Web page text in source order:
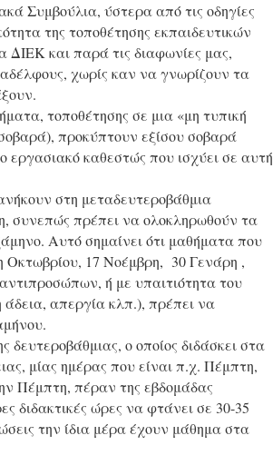
Συμβούλια, ύστερα από τις οδηγίες
της τοποθέτησης εκπαιδευτικών
ΔΙΕΚ και παρά τις διαφωνίες μας,
χωρίς καν να γνωρίζουν τα
τοποθέτησης σε μια «μη τυπική
προκύπτουν εξίσου σοβαρά
καθεστώς που ισχύει σε αυτή
στη μεταδευτεροβάθμια
συνεπώς πρέπει να ολοκληρωθούν τα
Αυτό σημαίνει ότι μαθήματα που
Οκτωβρίου, 17 Νοέμβρη, 30 Γενάρη ,
ή με υπαιτιότητα του
απεργία κλπ.), πρέπει να
ο οποίος διδάσκει στα
μίας ημέρας που είναι π.χ. Πέμπτη,
Πέμπτη, πέραν της εβδομάδας
διδακτικές ώρες να φτάνει σε 30-35
την ίδια μέρα έχουν μάθημα στα